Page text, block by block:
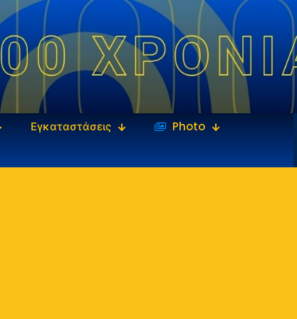
Εγκαταστάσεις
‎‏‏‎ ‎Photo